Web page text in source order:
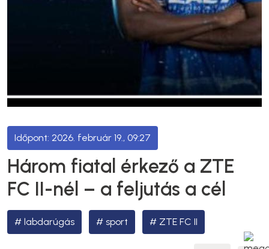
2026. február 19., 09:27
Három fiatal érkező a ZTE
FC II-nél – a feljutás a cél
labdarúgás sport ZTE FC II